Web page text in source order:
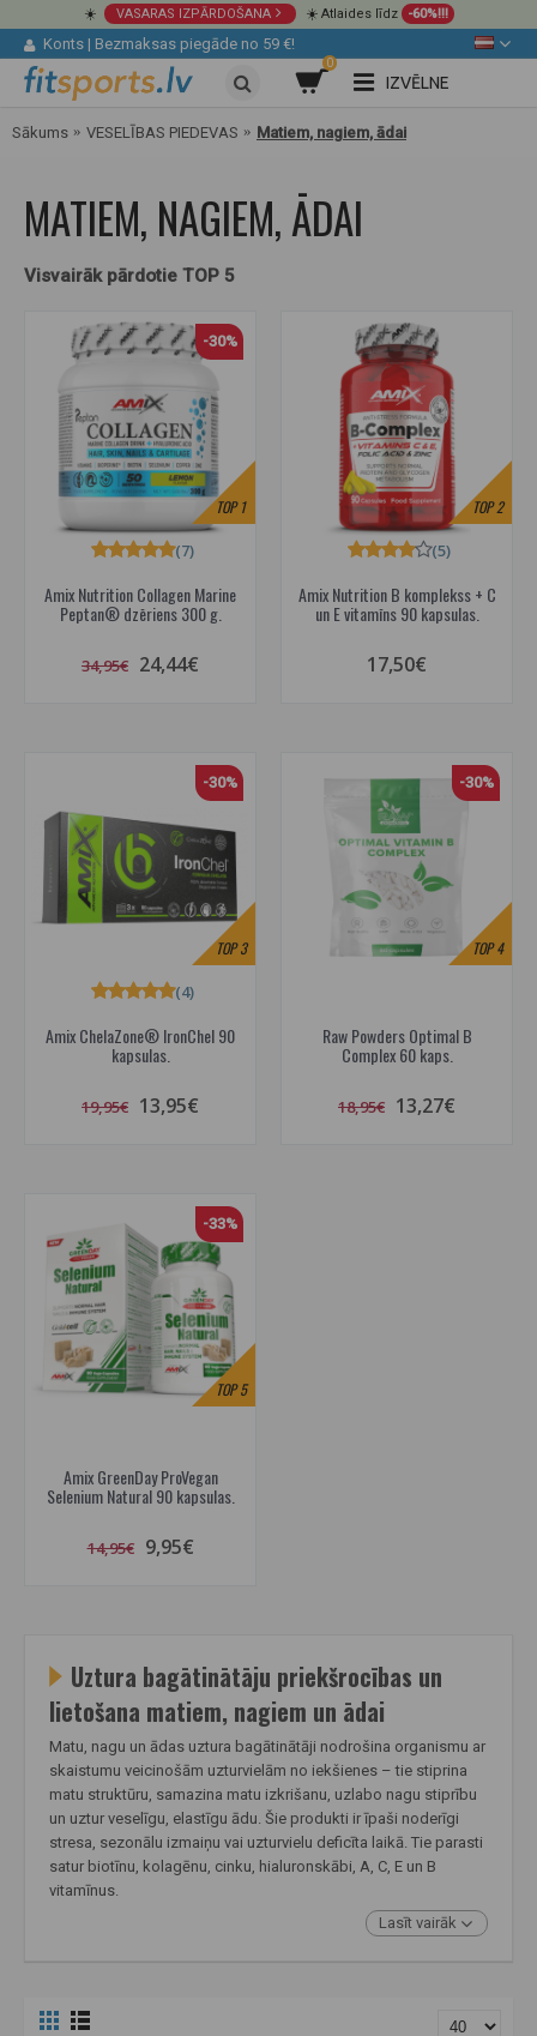
☀️ VASARAS IZPĀRDOŠANA ☀️ Atlaides līdz -60%!!!
Konts | Bezmaksas piegāde no 59 €!
0
IZVĒLNE
Sākums VESELĪBAS PIEDEVAS Matiem, nagiem, ādai
MATIEM, NAGIEM, ĀDAI
Visvairāk pārdotie TOP 5
TOP1
-30%
Amix Nutrition Collagen Marine
Peptan® dzēriens 300 g.
(7)
34,95€ 24,44€
TOP2
Amix Nutrition B komplekss + C
un E vitamīns 90 kapsulas.
(5)
17,50€
TOP3
-30%
Amix ChelaZone® IronChel 90
kapsulas.
(4)
19,95€ 13,95€
TOP4
-30%
Raw Powders Optimal B
Complex 60 kaps.
18,95€ 13,27€
TOP5
-33%
Amix GreenDay ProVegan
Selenium Natural 90 kapsulas.
14,95€ 9,95€
Uztura bagātinātāju priekšrocības un
lietošana matiem, nagiem un ādai
Matu, nagu un ādas uztura bagātinātāji nodrošina organismu ar
skaistumu veicinošām uzturvielām no iekšienes – tie stiprina
matu struktūru, samazina matu izkrišanu, uzlabo nagu stiprību
un uztur veselīgu, elastīgu ādu. Šie produkti ir īpaši noderīgi
stresa, sezonālu izmaiņu vai uzturvielu deficīta laikā. Tie parasti
satur biotīnu, kolagēnu, cinku, hialuronskābi, A, C, E un B
vitamīnus.
Lasīt vairāk